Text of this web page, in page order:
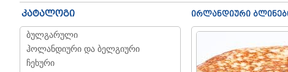
კატალოგი
ბულგარული
ჰოლანდიური და ბელგიური
ჩეხური
ირლანდიური